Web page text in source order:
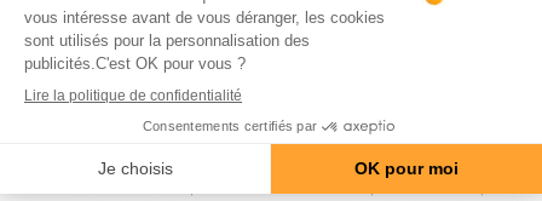
Plus un aliment contient de glucides, plus son IG
est élevé. La digestion des aliments transforme ces
glucides en glucose.
Ce n’est pas parce qu’un aliment a un IG bas qu’on a
Dans les deux cas, l’excès de calories, non utilisé, va